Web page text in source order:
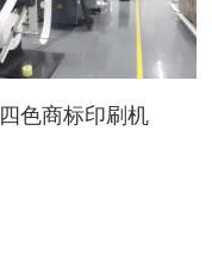
四色商标印刷机